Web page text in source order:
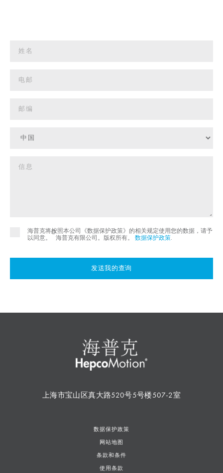
海普克将按照本公司《数据保护政策》的相关规定使用您的数据，请予
以同意。
©
海普克有限公司。版权所有。 数据保护政策
发送我的查询
上海市宝山区真大路520号5号楼507-2室
数据保护政策
网站地图
条款和条件
使用条款